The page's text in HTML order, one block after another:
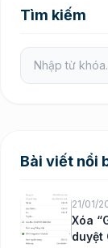
Tìm kiếm
Bài viết nổi
21/01/
Xóa
duyệt